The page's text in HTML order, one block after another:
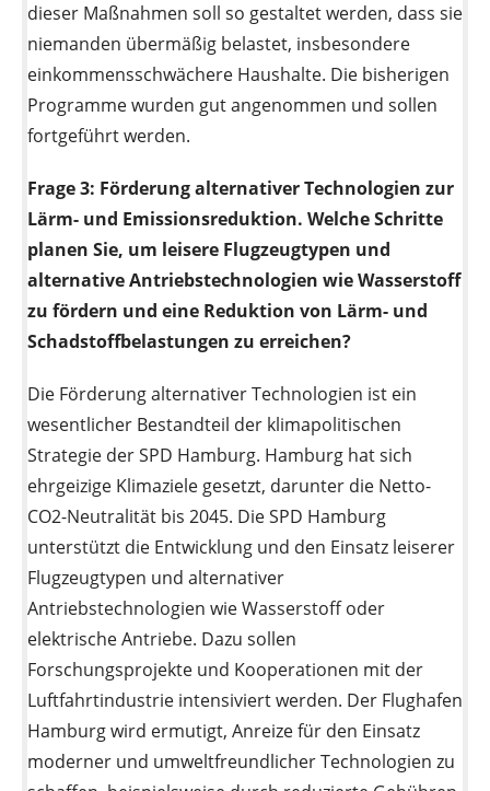
dieser Maßnahmen soll so gestaltet werden, dass sie
niemanden übermäßig belastet, insbesondere
einkommensschwächere Haushalte. Die bisherigen
Programme wurden gut angenommen und sollen
fortgeführt werden.
Frage 3: Förderung alternativer Technologien zur
Lärm- und Emissionsreduktion. Welche Schritte
planen Sie, um leisere Flugzeugtypen und
alternative Antriebstechnologien wie Wasserstoff
zu fördern und eine Reduktion von Lärm- und
Schadstoffbelastungen zu erreichen?
Die Förderung alternativer Technologien ist ein
wesentlicher Bestandteil der klimapolitischen
Strategie der SPD Hamburg. Hamburg hat sich
ehrgeizige Klimaziele gesetzt, darunter die Netto-
CO2-Neutralität bis 2045. Die SPD Hamburg
unterstützt die Entwicklung und den Einsatz leiserer
Flugzeugtypen und alternativer
Antriebstechnologien wie Wasserstoff oder
elektrische Antriebe. Dazu sollen
Forschungsprojekte und Kooperationen mit der
Luftfahrtindustrie intensiviert werden. Der Flughafen
Hamburg wird ermutigt, Anreize für den Einsatz
moderner und umweltfreundlicher Technologien zu